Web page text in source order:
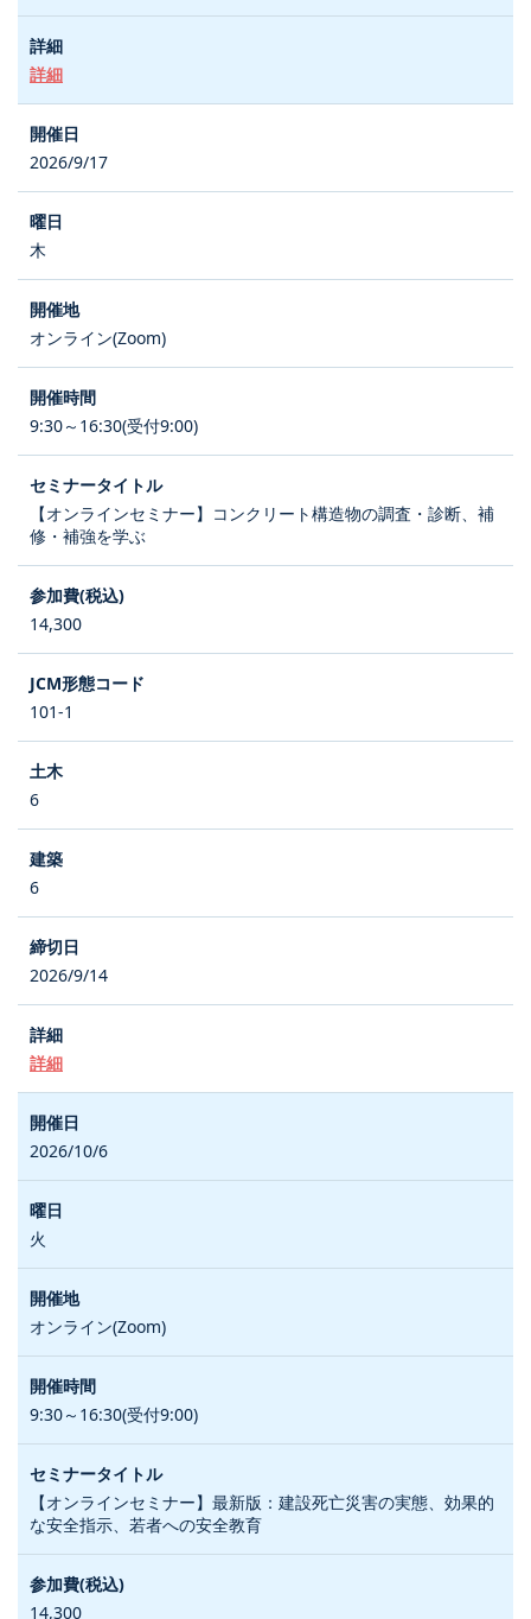
詳細
2026/9/17
木
オンライン(Zoom)
9:30～16:30(受付9:00)
【オンラインセミナー】コンクリート構造物の調査・診断、補
修・補強を学ぶ
14,300
101-1
6
6
2026/9/14
詳細
2026/10/6
火
オンライン(Zoom)
9:30～16:30(受付9:00)
【オンラインセミナー】最新版：建設死亡災害の実態、効果的
な安全指示、若者への安全教育
14,300